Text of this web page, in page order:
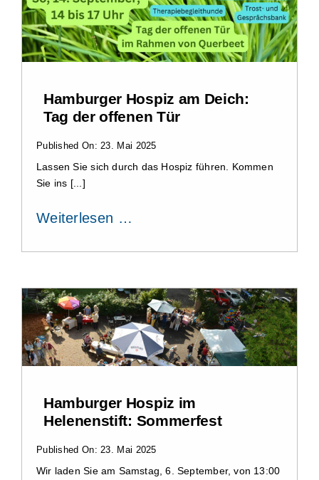
Hamburger Hospiz am Deich:
Tag der offenen Tür
Published On: 23. Mai 2025
Lassen Sie sich durch das Hospiz führen. Kommen
Sie ins [...]
Weiterlesen …
Hamburger Hospiz im
Helenenstift: Sommerfest
Published On: 23. Mai 2025
Wir laden Sie am Samstag, 6. September, von 13:00